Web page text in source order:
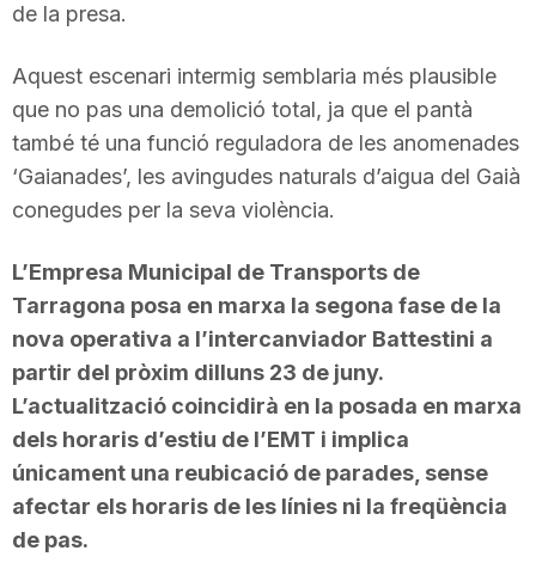
de la presa.
Aquest escenari intermig semblaria més plausible
que no pas una demolició total, ja que el pantà
també té una funció reguladora de les anomenades
‘Gaianades’, les avingudes naturals d’aigua del Gaià
conegudes per la seva violència.
L’Empresa Municipal de Transports de
Tarragona posa en marxa la segona fase de la
nova operativa a l’intercanviador Battestini a
partir del pròxim dilluns 23 de juny.
L’actualització coincidirà en la posada en marxa
dels horaris d’estiu de l’EMT i implica
únicament una reubicació de parades, sense
afectar els horaris de les línies ni la freqüència
de pas.